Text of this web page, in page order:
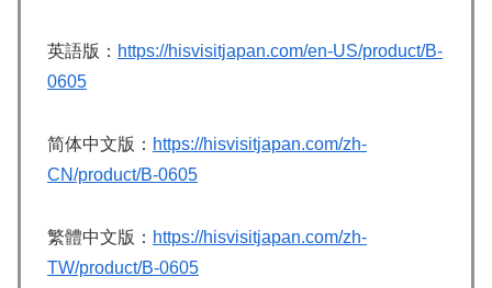
英語版： https://hisvisitjapan.com/en-US/product/B-
0605
简体中文版： https://hisvisitjapan.com/zh-
CN/product/B-0605
繁體中文版： https://hisvisitjapan.com/zh-
TW/product/B-0605